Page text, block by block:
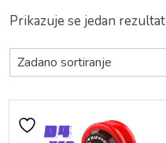
Prikazuje se jedan rezultat